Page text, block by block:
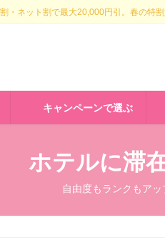
ネット割で最大20,000円引。春の特
キャンペーンで選ぶ
ホテルに滞
自由度もランクもアッ